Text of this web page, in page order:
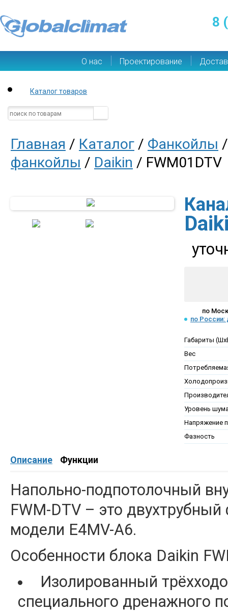
8
О нас Проектирование
Каталог товаров
Главная / Каталог / Фанкойлы
фанкойлы / Daikin / FWM01DTV
по
по России:
Габариты
Вес
Уровень
Напряжение
Фазность
Описание Функции
Напольно-подпотолочный
FWM-DTV – это
модели E4MV-A6.
Особенности блока Daikin
Изолированный
специального дренажного